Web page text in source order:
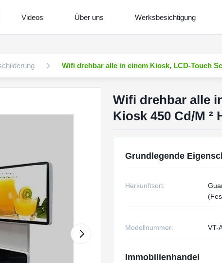
Videos Über uns Werksbesichtigung
Wifi drehbar alle in einem Kiosk, LCD-Touch
Wifi drehbar alle
Kiosk 450 Cd/M ²
Grundlegende
Herkunftsort:
Modellnummer: VT-
Immobilienhandel